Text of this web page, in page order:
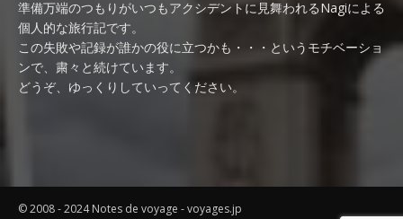
準備万端のつもりがいつもアクシデントに見舞われるNagiによる
個人的な旅行記です。
この失敗や記録が誰かの役に立つかも・・・というモチベーショ
ンで、粛々と続けています。
どうぞ、ゆっくりしていってください。
© 2008 - 2024 Notes de voyage - voyages.jp